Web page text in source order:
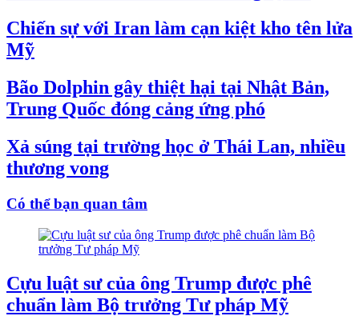
Chiến sự với Iran làm cạn kiệt kho tên lửa
Mỹ
Bão Dolphin gây thiệt hại tại Nhật Bản,
Trung Quốc đóng cảng ứng phó
Xả súng tại trường học ở Thái Lan, nhiều
thương vong
Có thể bạn quan tâm
Cựu luật sư của ông Trump được phê
chuẩn làm Bộ trưởng Tư pháp Mỹ